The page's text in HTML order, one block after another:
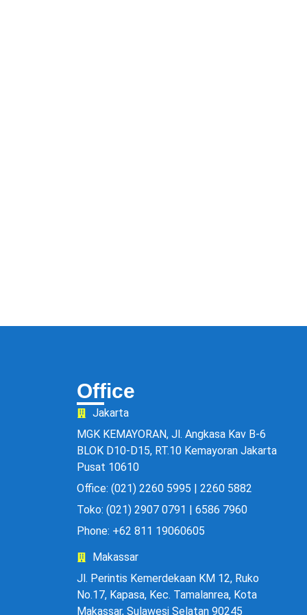
Office
Jakarta
MGK KEMAYORAN, Jl. Angkasa Kav B-6
BLOK D10-D15, RT.10 Kemayoran Jakarta
Pusat 10610
Office: (021) 2260 5995 | 2260 5882
Toko: (021) 2907 0791 | 6586 7960
Phone: +62 811 19060605
Makassar
Jl. Perintis Kemerdekaan KM 12, Ruko
No.17, Kapasa, Kec. Tamalanrea, Kota
Makassar, Sulawesi Selatan 90245